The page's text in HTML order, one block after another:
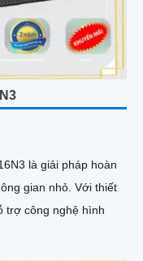
là giải pháp hoàn
nhỏ. Với thiết
trợ công nghệ hình